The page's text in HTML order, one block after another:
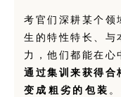
考官们深耕某个领
生的特性特长、与
力，他们都能在
通过集训来获得合
变成粗劣的包装